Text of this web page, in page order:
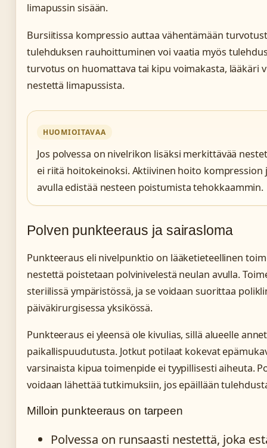
limapussin sisään.
Bursiitissa kompressio auttaa vähentämään
tulehduksen rauhoittuminen voi vaatia myös
turvotus on huomattava tai kipu voimakasta, lääkäri
nestettä limapussista.
HUOMIOITAVAA
Jos polvessa on nivelrikon lisäksi merkittävää
ei riitä hoitokeinoksi. Aktiivinen hoito kompression
avulla edistää nesteen poistumista tehokkaammin.
Polven punkteeraus ja sairasloma
Punkteeraus eli nivelpunktio on lääketieteellinen
nestettä poistetaan polvinivelestä neulan avulla.
steriilissä ympäristössä, ja se voidaan suorittaa
päiväkirurgisessa yksikössä.
Punkteeraus ei yleensä ole kivulias, sillä alueelle
paikallispuudutusta. Jotkut potilaat kokevat
varsinaista kipua toimenpide ei tyypillisesti aiheuta.
voidaan lähettää tutkimuksiin, jos epäillään
Milloin punkteeraus on tarpeen
Polvessa on runsaasti nestettä, joka